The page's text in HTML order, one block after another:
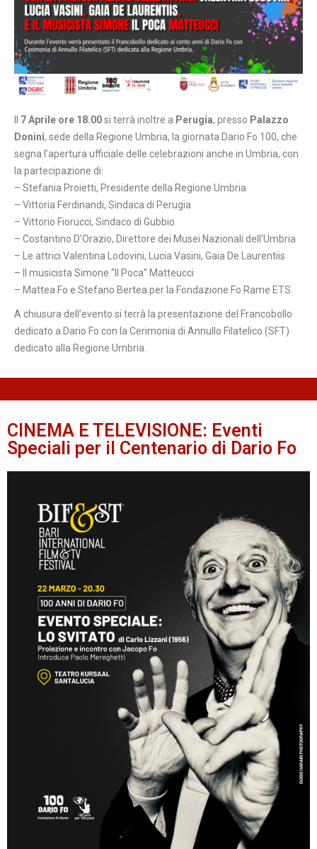
Il 7 Aprile ore 18.00si terrà inoltre a Perugia, presso Palazzo
Donini, sede della Regione Umbria, la giornata Dario Fo 100, che
segna l’apertura ufficiale delle celebrazioni anche in Umbria, con
la partecipazione di:
– Stefania Proietti, Presidente della Regione Umbria
– Vittoria Ferdinandi, Sindaca di Perugia
– Vittorio Fiorucci, Sindaco di Gubbio
– Costantino D’Orazio, Direttore dei Musei Nazionali dell’Umbria
– Le attrici Valentina Lodovini, Lucia Vasini, Gaia De Laurentiis
– Il musicista Simone “Il Poca” Matteucci
– Mattea Fo e Stefano Bertea per la Fondazione Fo Rame ETS
A chiusura dell’evento si terrà la presentazione del Francobollo
dedicato a Dario Fo con la Cerimonia di Annullo Filatelico (SFT)
dedicato alla Regione Umbria.
CINEMA E TELEVISIONE: Eventi
Speciali per il Centenario di Dario Fo